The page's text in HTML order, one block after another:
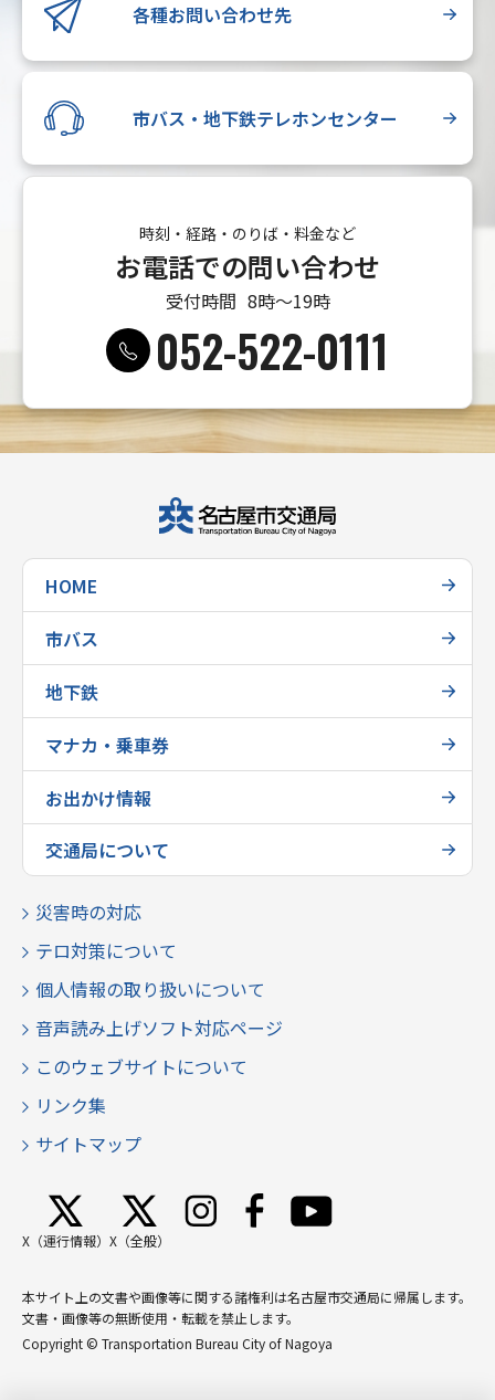
各種お問い合わせ先
市バス・地下鉄テレホンセンター
時刻・経路・のりば・料金など
お電話での問い合わせ
受付時間 8時〜19時
052-522-0111
HOME
市バス
地下鉄
マナカ・乗車券
お出かけ情報
交通局について
災害時の対応
テロ対策について
個人情報の取り扱いについて
音声読み上げソフト対応ページ
このウェブサイトについて
リンク集
サイトマップ
X（運行情報） X（全般）
本サイト上の文書や画像等に関する諸権利は名古屋市交通局に帰属します。
文書・画像等の無断使用・転載を禁止します。
Copyright © Transportation Bureau City of Nagoya